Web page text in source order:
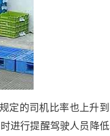
定的司机比率也上升到
进行提醒驾驶人员降低